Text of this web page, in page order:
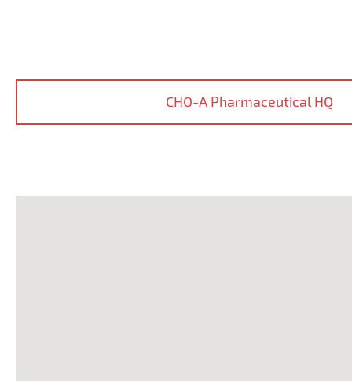
CHO-A Pharmaceutical HQ